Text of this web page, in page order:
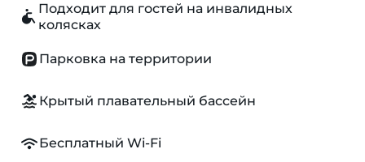
Подходит для гостей на инвалидных
колясках
Парковка на территории
Крытый плавательный бассейн
Бесплатный Wi-Fi